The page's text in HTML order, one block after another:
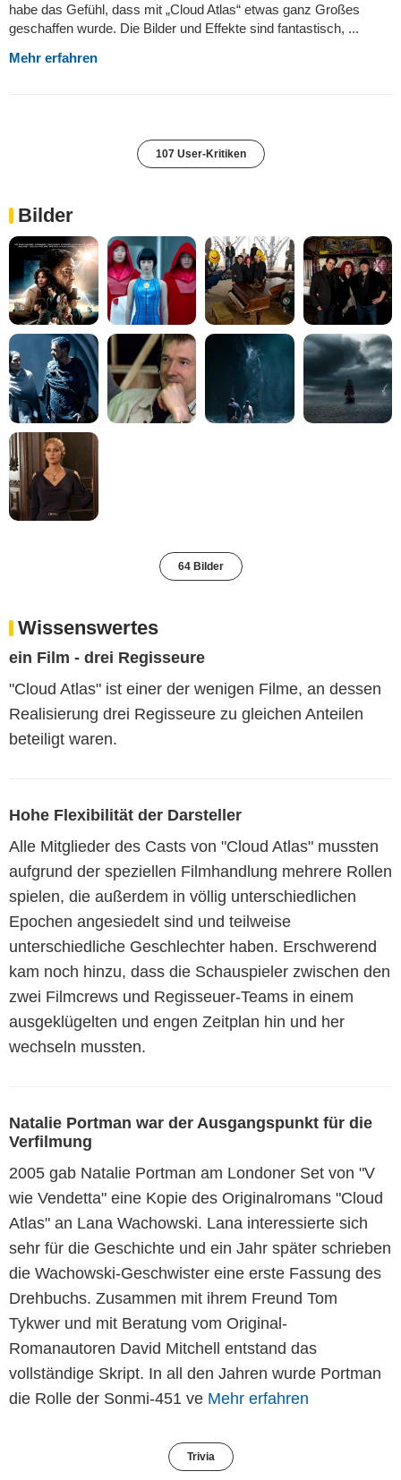
habe das Gefühl, dass mit „Cloud Atlas“ etwas ganz Großes
geschaffen wurde. Die Bilder und Effekte sind fantastisch, ...
Mehr erfahren
107 User-Kritiken
Bilder
64 Bilder
Wissenswertes
ein Film - drei Regisseure
"Cloud Atlas" ist einer der wenigen Filme, an dessen
Realisierung drei Regisseure zu gleichen Anteilen
beteiligt waren.
Hohe Flexibilität der Darsteller
Alle Mitglieder des Casts von "Cloud Atlas" mussten
aufgrund der speziellen Filmhandlung mehrere Rollen
spielen, die außerdem in völlig unterschiedlichen
Epochen angesiedelt sind und teilweise
unterschiedliche Geschlechter haben. Erschwerend
kam noch hinzu, dass die Schauspieler zwischen den
zwei Filmcrews und Regisseuer-Teams in einem
ausgeklügelten und engen Zeitplan hin und her
wechseln mussten.
Natalie Portman war der Ausgangspunkt für die
Verfilmung
2005 gab Natalie Portman am Londoner Set von "V
wie Vendetta" eine Kopie des Originalromans "Cloud
Atlas" an Lana Wachowski. Lana interessierte sich
sehr für die Geschichte und ein Jahr später schrieben
die Wachowski-Geschwister eine erste Fassung des
Drehbuchs. Zusammen mit ihrem Freund Tom
Tykwer und mit Beratung vom Original-
Romanautoren David Mitchell entstand das
vollständige Skript. In all den Jahren wurde Portman
die Rolle der Sonmi-451 ve Mehr erfahren
Trivia